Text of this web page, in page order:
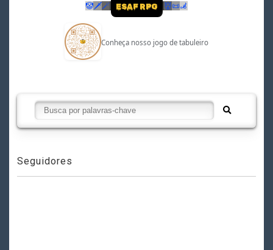
🤡 🗡🪄 ESAF RPG 👹📜🦼
Conheça nosso jogo de tabuleiro
Seguidores